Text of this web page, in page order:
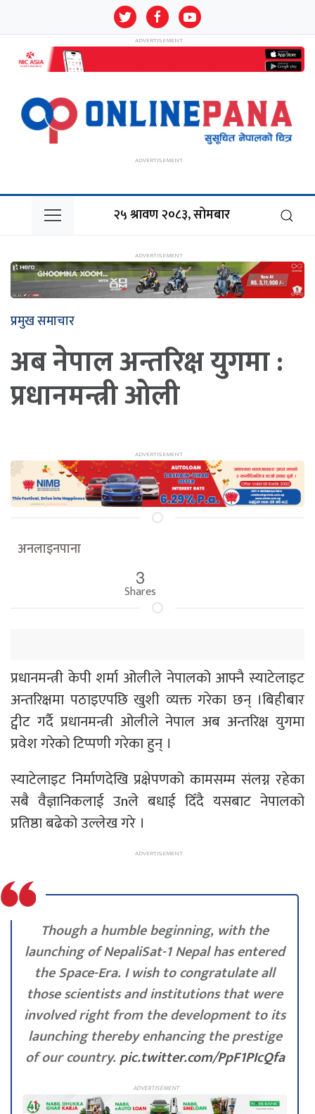
२५ श्रावण २०८३, सोमबार
प्रमुख समाचार
अब नेपाल अन्तरिक्ष युगमा :
प्रधानमन्त्री ओली
अनलाइनपाना
3
Shares
प्रधानमन्त्री केपी शर्मा ओलीले नेपालको आफ्नै स्याटेलाइट
अन्तरिक्षमा पठाइएपछि खुशी व्यक्त गरेका छन् ।बिहीबार
ट्वीट गर्दै प्रधानमन्त्री ओलीले नेपाल अब अन्तरिक्ष युगमा
प्रवेश गरेको टिप्पणी गरेका हुन् ।
स्याटेलाइट निर्माणदेखि प्रक्षेपणको कामसम्म संलग्न रहेका
सबै वैज्ञानिकलाई उnले बधाई दिँदै यसबाट नेपालको
प्रतिष्ठा बढेको उल्लेख गरे ।
Though a humble beginning, with the
launching of NepaliSat-1 Nepal has entered
the Space-Era. I wish to congratulate all
those scientists and institutions that were
involved right from the development to its
launching thereby enhancing the prestige
of our country.pic.twitter.com/PpF1PIcQfa